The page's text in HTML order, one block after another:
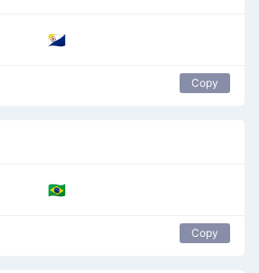
🇧🇶
Copy
🇧🇷
Copy